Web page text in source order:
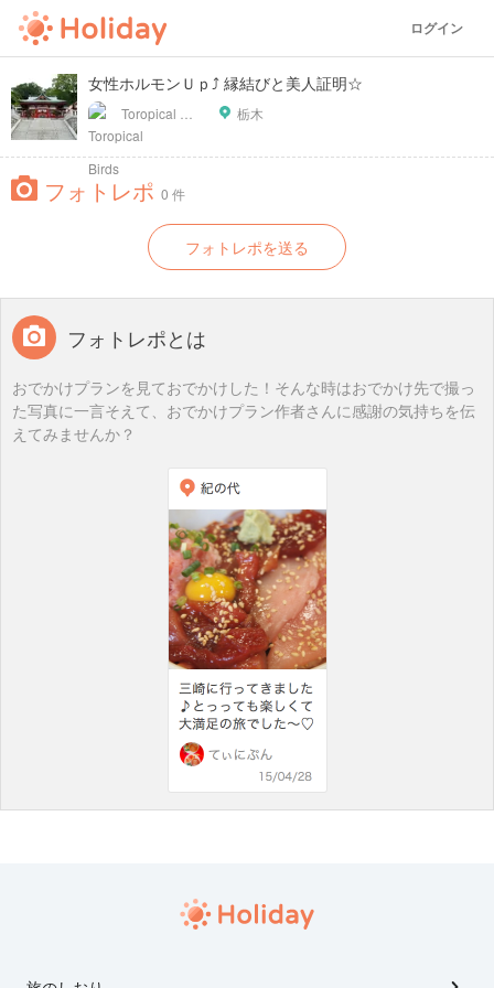
ログイン
女性ホルモンＵｐ⤴ 縁結びと美人証明☆
栃木
フォトレポ 0 件
フォトレポを送る
フォトレポとは
おでかけプランを見ておでかけした！そんな時はおでかけ先で撮っ
た写真に一言そえて、おでかけプラン作者さんに感謝の気持ちを伝
えてみませんか？